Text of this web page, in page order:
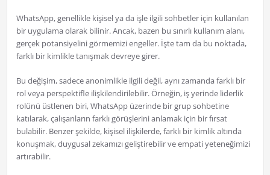
WhatsApp, genellikle kişisel ya da işle ilgili sohbetler için kullanılan
bir uygulama olarak bilinir. Ancak, bazen bu sınırlı kullanım alanı,
gerçek potansiyelini görmemizi engeller. İşte tam da bu noktada,
farklı bir kimlikle tanışmak devreye girer.
Bu değişim, sadece anonimlikle ilgili değil, aynı zamanda farklı bir
rol veya perspektifle ilişkilendirilebilir. Örneğin, iş yerinde liderlik
rolünü üstlenen biri, WhatsApp üzerinde bir grup sohbetine
katılarak, çalışanların farklı görüşlerini anlamak için bir fırsat
bulabilir. Benzer şekilde, kişisel ilişkilerde, farklı bir kimlik altında
konuşmak, duygusal zekamızı geliştirebilir ve empati yeteneğimizi
artırabilir.